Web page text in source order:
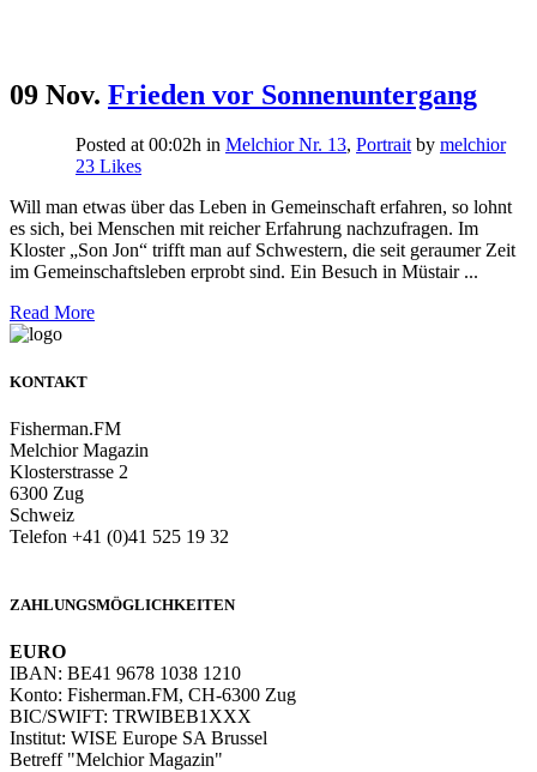
09 Nov. Frieden vor Sonnenuntergang
Posted at 00:02h in Melchior Nr. 13, Portrait by melchior
23 Likes
Will man etwas über das Leben in Gemeinschaft erfahren, so lohnt
es sich, bei Menschen mit reicher Erfahrung nachzufragen. Im
Kloster „Son Jon“ trifft man auf Schwestern, die seit geraumer Zeit
im Gemeinschaftsleben erprobt sind. Ein Besuch in Müstair ...
Read More
KONTAKT
Fisherman.FM
Melchior Magazin
Klosterstrasse 2
6300 Zug
Schweiz
Telefon +41 (0)41 525 19 32
ZAHLUNGSMÖGLICHKEITEN
EURO
IBAN: BE41 9678 1038 1210
Konto: Fisherman.FM, CH-6300 Zug
BIC/SWIFT: TRWIBEB1XXX
Institut: WISE Europe SA Brussel
Betreff "Melchior Magazin"